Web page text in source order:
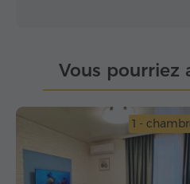
Vous pourriez
1 -